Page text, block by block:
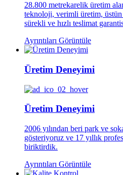
28.800 metrekarelik üretim
teknoloji, verimli üretim,
sürekli ve hızlı teslimat
Ayrıntıları Görüntüle
Üretim Deneyimi
Üretim Deneyimi
2006 yılından beri park ve
gösteriyoruz ve 17 yıllık
biriktirdik.
Ayrıntıları Görüntüle